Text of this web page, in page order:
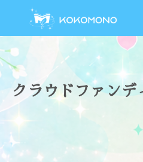
クラウドファン